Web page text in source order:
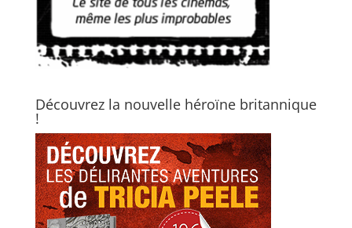
Découvrez la nouvelle héroïne britannique
!